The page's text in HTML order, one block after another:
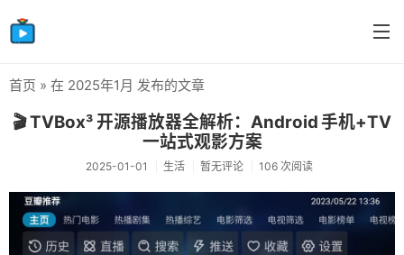
分类
生活
感情
笔记
首页 » 在 2025年1月 发布的文章
🎬 TVBox³ 开源播放器全解析：Android 手机+TV
一站式观影方案
2025-01-01 生活 暂无评论 106 次阅读